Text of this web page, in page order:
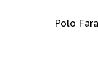
Polo